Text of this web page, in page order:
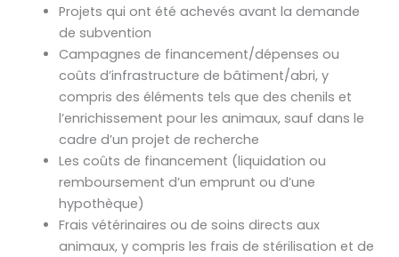
Projets qui ont été achevés avant la demande
de subvention
Campagnes de financement/dépenses ou
coûts d’infrastructure de bâtiment/abri, y
compris des éléments tels que des chenils et
l’enrichissement pour les animaux, sauf dans le
cadre d’un projet de recherche
Les coûts de financement (liquidation ou
remboursement d’un emprunt ou d’une
hypothèque)
Frais vétérinaires ou de soins directs aux
animaux, y compris les frais de stérilisation et de